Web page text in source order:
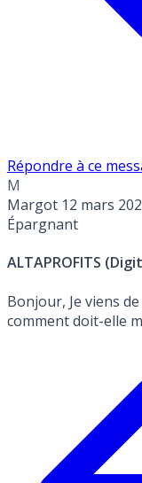
Répondre à ce
M
Margot 12 mars
Épargnant
ALTAPROFITS
Bonjour, Je viens
comment doit-elle